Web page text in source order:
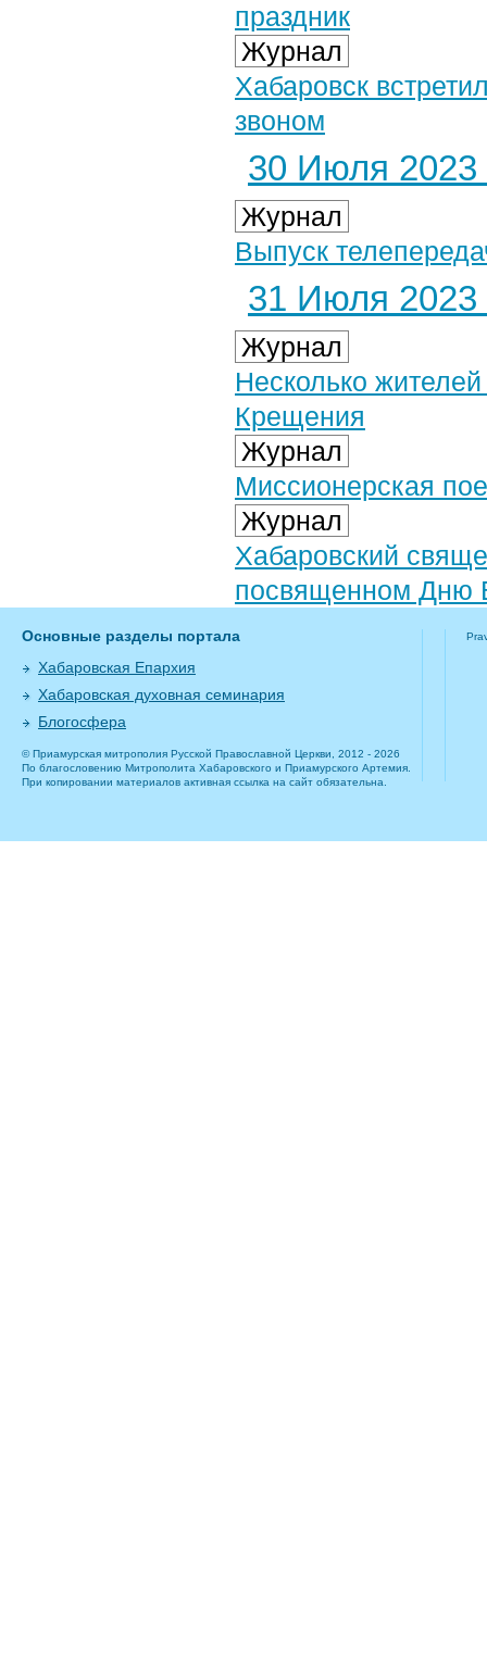
праздник
Журнал
Хабаровск
звоном
30 Июля 2023
Журнал
Выпуск
31 Июля 2023
Журнал
Несколько
Крещения
Журнал
Миссионерская
Журнал
Хабаровский
посвященном
Основные разделы портала
Хабаровская Епархия
Хабаровская духовная семинария
Блогосфера
© Приамурская митрополия Русской Православной Церкви, 2012 - 2026
По благословению Митрополита Хабаровского и Приамурского Артемия.
При копировании материалов активная ссылка на сайт обязательна.